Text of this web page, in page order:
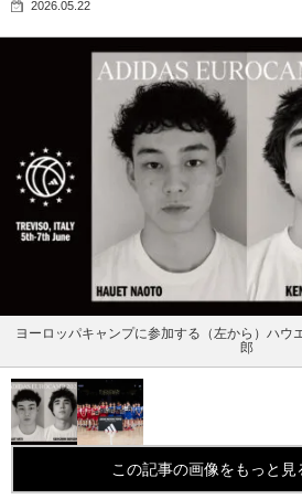
2026.05.22
ヨーロッパキャンプに参加する（左から）ハウ
郎
この記事の画像をもっと見